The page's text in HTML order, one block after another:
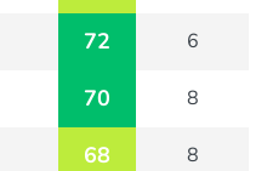
72 6
70 8
68 8